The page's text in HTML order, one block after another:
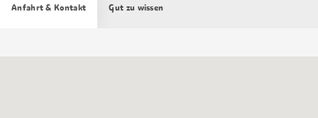
Anfahrt & Kontakt Gut zu wissen